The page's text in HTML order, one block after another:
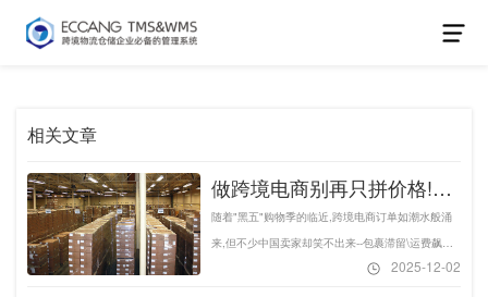
相关文章
做跨境电商别再只拼价格!选
对海外仓才能提升市场竞争
力-易仓科技
随着"黑五"购物季的临近,跨境电商订单如潮水般涌
来,但不少中国卖家却笑不出来--包裹滞留\运费飙升
\客户投诉不断.问题的根源不在产品,也不在营销,而
2025-12-02